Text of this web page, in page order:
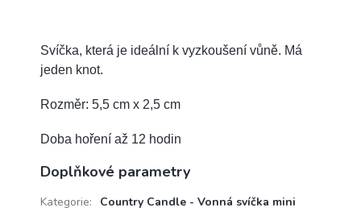
Svíčka, která je ideální k vyzkoušení vůně. Má
jeden knot.
Rozměr: 5,5 cm x 2,5 cm
Doba hoření až 12 hodin
Doplňkové parametry
Kategorie:
Country Candle - Vonná svíčka mini